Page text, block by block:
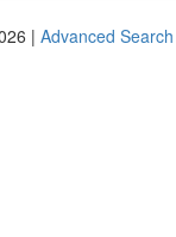
| Advanced Search